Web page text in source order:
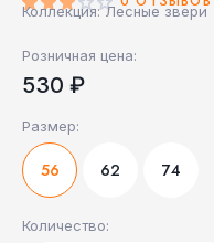
Коллекция: Лесные звери
Розничная цена:
530 ₽
Размер:
56 62 74
Количество: